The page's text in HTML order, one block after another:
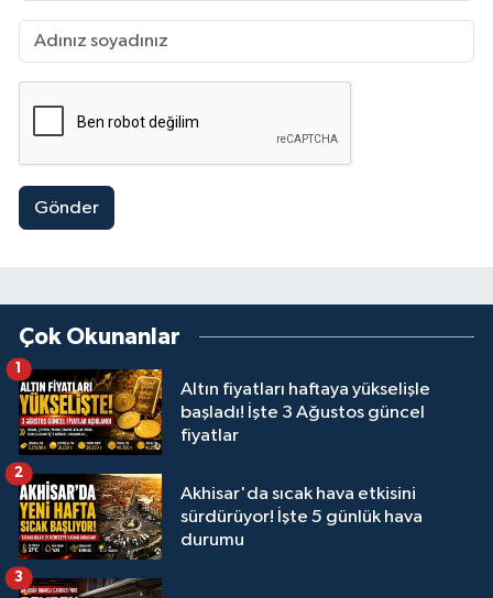
Gönder
Çok Okunanlar
Altın fiyatları haftaya yükselişle
başladı! İşte 3 Ağustos güncel
fiyatlar
Akhisar'da sıcak hava etkisini
sürdürüyor! İşte 5 günlük hava
durumu
2
3